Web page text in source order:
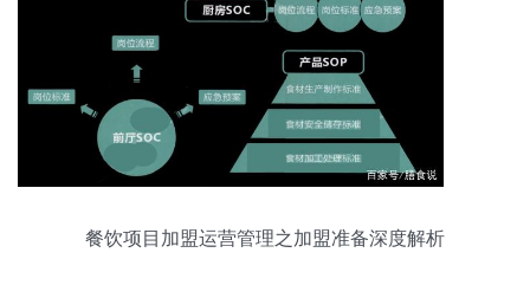
餐饮项目加盟运营管理之加盟准备深度解析